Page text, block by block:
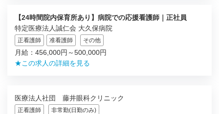
【24時間院内保育所あり】病院での応援看護師｜正社員
特定医療法人誠仁会 大久保病院
正看護師 准看護師 その他
月給：456,000円～500,000円
★この求人の詳細を見る
医療法人社団 藤井眼科クリニック
正看護師 非常勤(日勤のみ)